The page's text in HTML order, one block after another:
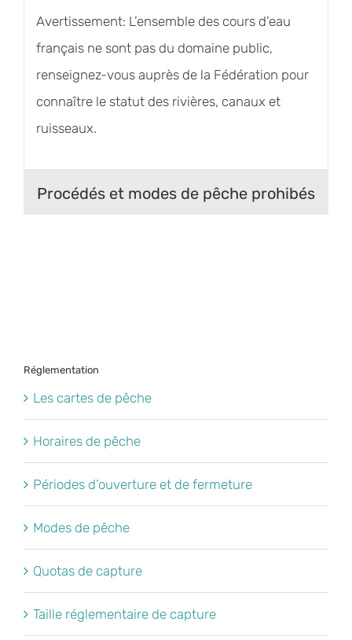
Avertissement: L’ensemble des cours d’eau
français ne sont pas du domaine public,
renseignez-vous auprès de la Fédération pour
connaître le statut des rivières, canaux et
ruisseaux.
Procédés et modes de pêche prohibés
Réglementation
Les cartes de pêche
Horaires de pêche
Périodes d’ouverture et de fermeture
Modes de pêche
Quotas de capture
Taille réglementaire de capture